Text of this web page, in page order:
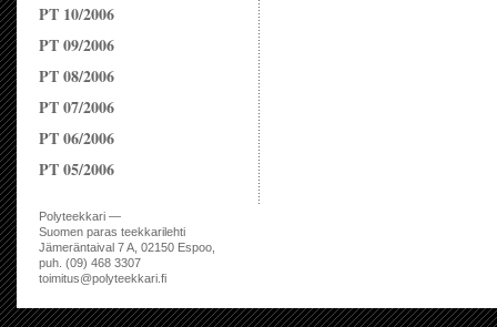
PT 10/2006
PT 09/2006
PT 08/2006
PT 07/2006
PT 06/2006
PT 05/2006
Polyteekkari —
Suomen paras teekkarilehti
Jämeräntaival 7 A, 02150 Espoo,
puh. (09) 468 3307
toimitus@polyteekkari.fi